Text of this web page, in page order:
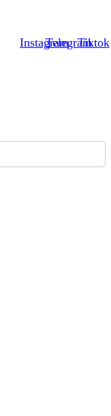
InstagramTelegramTiktok